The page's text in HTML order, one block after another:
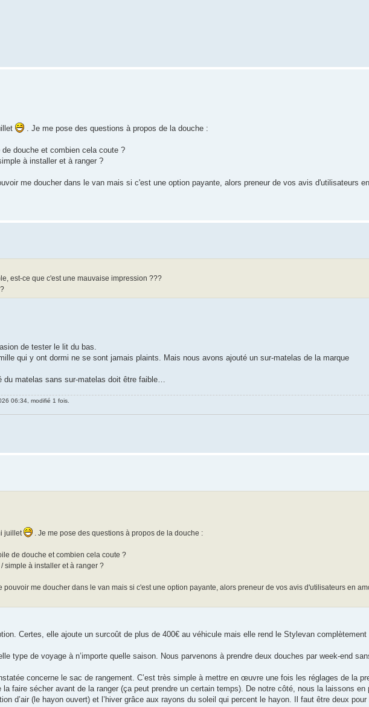
. Je me pose des questions à propos de la douche :
douche et combien cela coute ?
à installer et à ranger ?
me doucher dans le van mais si c'est une option payante, alors preneur de vos avis d'utilisateurs en
est-ce que c'est une mauvaise impression ???
de tester le lit du bas.
qui y ont dormi ne se sont jamais plaints. Mais nous avons ajouté un sur-matelas de la marque
matelas sans sur-matelas doit être faible…
06:34, modifié 1 fois.
juillet
. Je me pose des questions à propos de la douche :
de douche et combien cela coute ?
simple à installer et à ranger ?
me doucher dans le van mais si c'est une option payante, alors preneur de vos avis d'utilisateurs en
Certes, elle ajoute un surcoût de plus de 400€ au véhicule mais elle rend le Stylevan complètement
type de voyage à n’importe quelle saison. Nous parvenons à prendre deux douches par week-end
concerne le sac de rangement. C’est très simple à mettre en œuvre une fois les réglages de la
faire sécher avant de la ranger (ça peut prendre un certain temps). De notre côté, nous la laissons en
d’air (le hayon ouvert) et l’hiver grâce aux rayons du soleil qui percent le hayon. Il faut être deux pour